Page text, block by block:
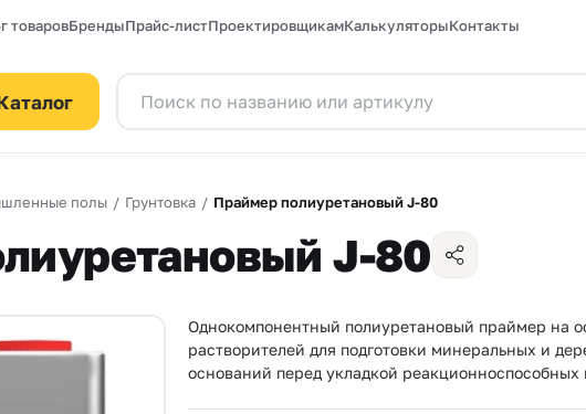
товаровБрендыПрайс-листПроектировщикамКалькуляторыКонтакты
полы / Грунтовка / Праймер полиуретановый J-80
J-80
Однокомпонентный полиуретановый праймер на
растворителей для подготовки минеральных и
оснований перед укладкой реакционноспособных